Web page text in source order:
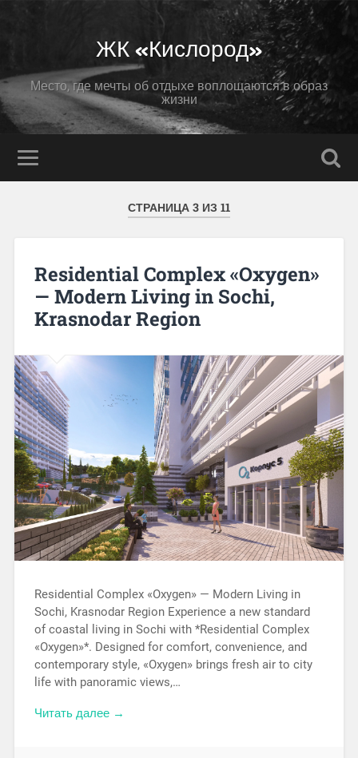
ЖК «Кислород»
Место, где мечты об отдыхе воплощаются в образ
жизни
СТРАНИЦА 3 ИЗ 11
Residential Complex «Oxygen»
— Modern Living in Sochi,
Krasnodar Region
Residential Complex «Oxygen» — Modern Living in
Sochi, Krasnodar Region Experience a new standard
of coastal living in Sochi with *Residential Complex
«Oxygen»*. Designed for comfort, convenience, and
contemporary style, «Oxygen» brings fresh air to city
life with panoramic views,…
Читать далее →